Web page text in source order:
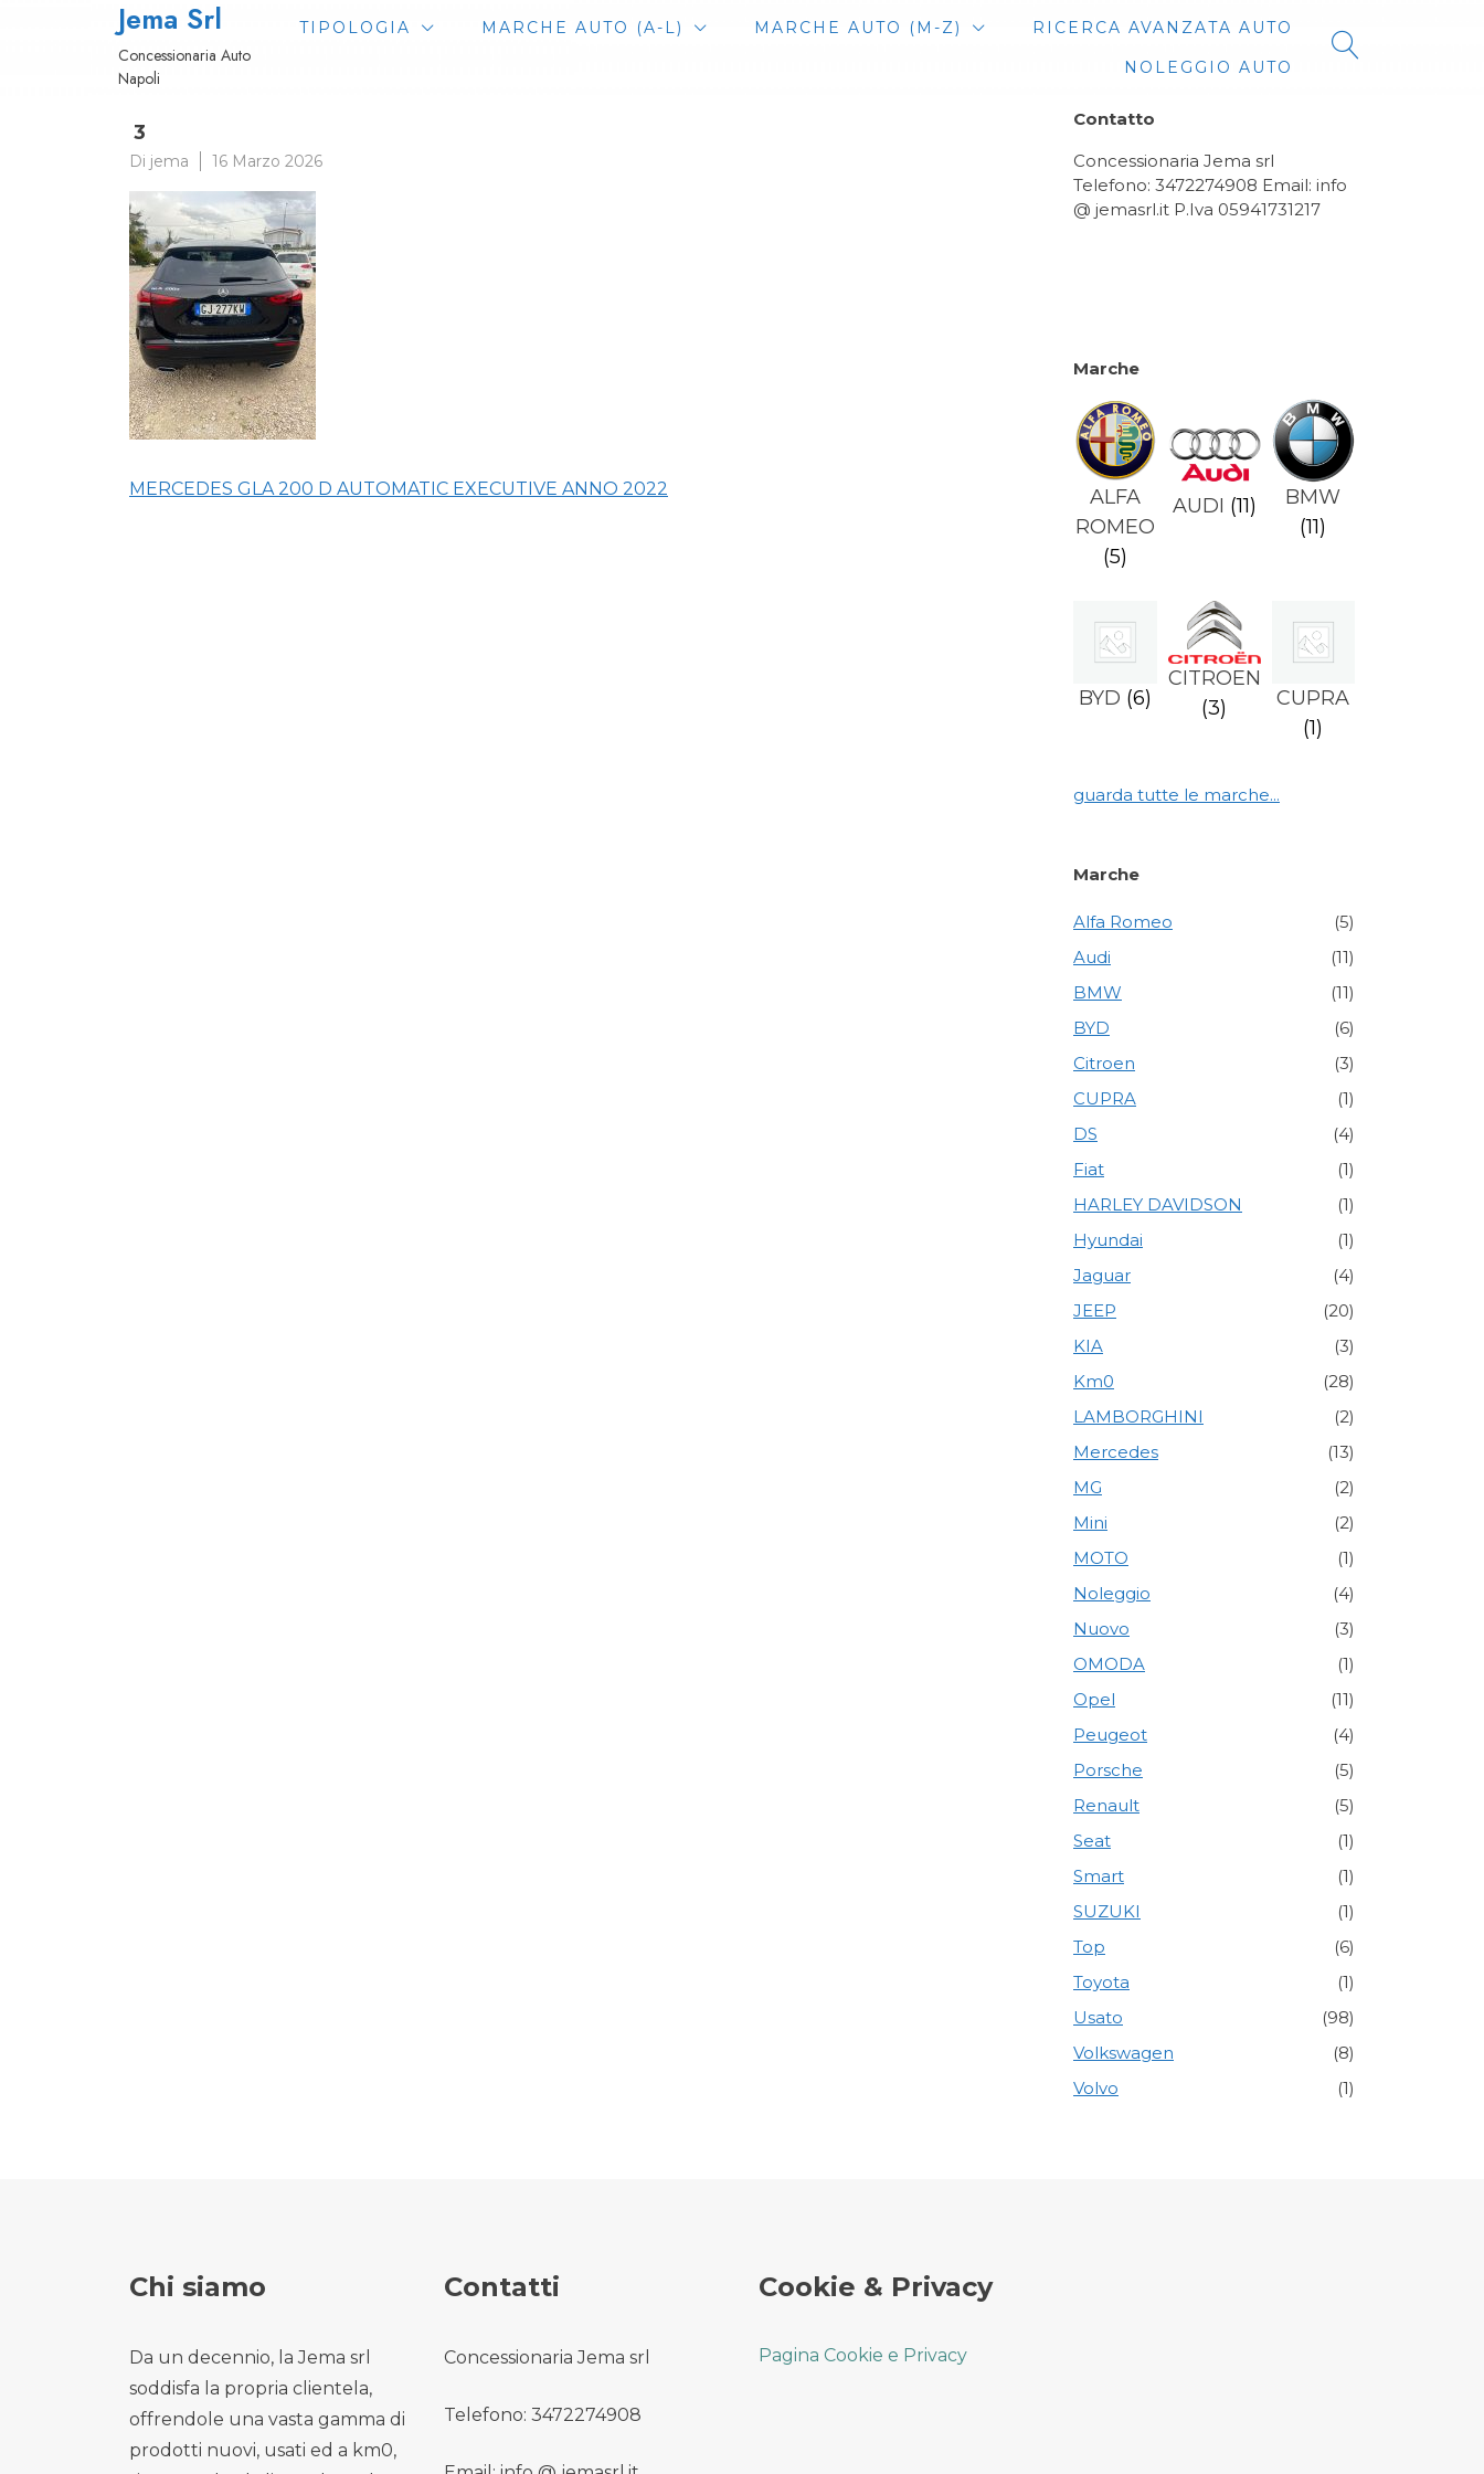
Jema Srl
Concessionaria Auto
Napoli
TIPOLOGIA MARCHE AUTO (A-L) MARCHE AUTO (M-Z)
RICERCA AVANZATA AUTO
NOLEGGIO AUTO
3
Di jema 16 Marzo 2026
Navigazione
MERCEDES GLA 200 D AUTOMATIC EXECUTIVE ANNO 2022
Contatto
Concessionaria Jema srl
Telefono: 3472274908 Email: info
@ jemasrl.it P.Iva 05941731217
Marche
ALFA
ROMEO
(5)
AUDI (11)
BMW
(11)
BYD (6)
CITROEN
(3)
CUPRA
(1)
guarda tutte le marche...
Marche
Alfa Romeo
(5)
Audi
(11)
BMW
(11)
BYD
(6)
Citroen
(3)
CUPRA
(1)
DS
(4)
Fiat
(1)
HARLEY DAVIDSON
(1)
Hyundai
(1)
Jaguar
(4)
JEEP
(20)
KIA
(3)
Km0
(28)
LAMBORGHINI
(2)
Mercedes
(13)
MG
(2)
Mini
(2)
MOTO
(1)
Noleggio
(4)
Nuovo
(3)
OMODA
(1)
Opel
(11)
Peugeot
(4)
Porsche
(5)
Renault
(5)
Seat
(1)
Smart
(1)
SUZUKI
(1)
Top
(6)
Toyota
(1)
Usato
(98)
Volkswagen
(8)
Volvo
(1)
Chi siamo
Da un decennio, la Jema srl
soddisfa la propria clientela,
offrendole una vasta gamma di
prodotti nuovi, usati ed a km0,
Contatti
Concessionaria Jema srl
Telefono: 3472274908
Cookie & Privacy
Pagina Cookie e Privacy